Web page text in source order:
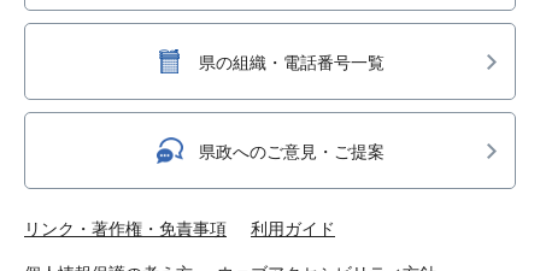
県の組織・電話番号一覧
県政へのご意見・ご提案
リンク・著作権・免責事項 利用ガイド